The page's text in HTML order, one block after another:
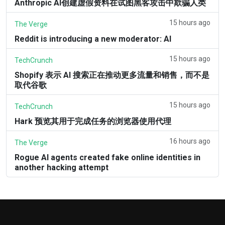
Anthropic AI创建虚假资料在试图黑客攻击中欺骗人类
The Verge 15 hours ago
Reddit is introducing a new moderator: AI
TechCrunch 15 hours ago
Shopify 表示 AI 搜索正在推动更多流量和销售，而不是
取代谷歌
TechCrunch 15 hours ago
Hark 预览其用于完成任务的浏览器使用代理
The Verge 16 hours ago
Rogue AI agents created fake online identities in
another hacking attempt